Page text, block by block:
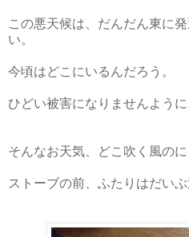
この悪天候は、だんだん東に
い。
今頃はどこにいるんだろう。
ひどい被害になりませんように
そんなお天気、どこ吹く風のに
ストーブの前、ふたりはだいぶ